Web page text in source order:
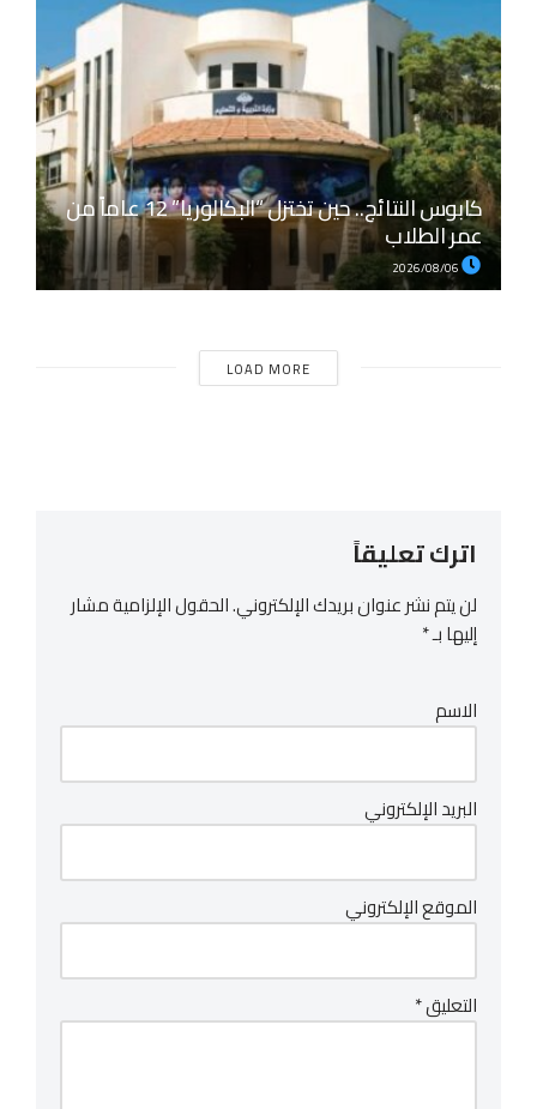
كابوس النتائج.. حين تختزل “البكالوريا” 12 عاماً من
عمر الطلاب
LOAD MORE
اترك تعليقاً
لن يتم نشر عنوان بريدك الإلكتروني.الحقول الإلزامية مشار
إليها بـ*
الاسم
البريد الإلكتروني
الموقع الإلكتروني
التعليق*